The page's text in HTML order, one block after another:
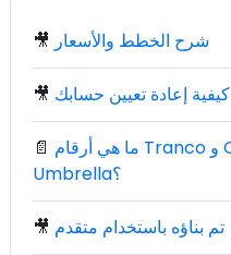
🎥 شرح الخطط والأسعار
🎥 كيفية إعادة تعيين حسابك
📄 ما هي أرقام Tranco و Quantcast و Majestic و
Umbrella؟
🎥 تم بناؤه باستخدام متقدم